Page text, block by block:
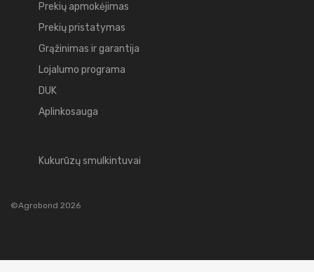
Prekių apmokėjimas
Prekių pristatymas
Grąžinimas ir garantija
Lojalumo programa
DUK
Aplinkosauga
Kukurūzų smulkintuvai
©Agrobond 2026